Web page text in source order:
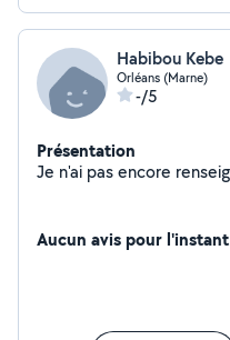
Habibou Kebe
Orléans (Marne)
-/5
Présentation
Aucun avis pour l'instant